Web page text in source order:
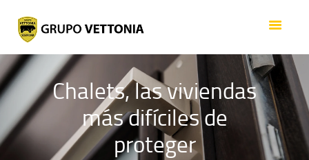
Chalets, las viviendas
más difíciles de
proteger
SEGURIDAD
SERVICIOS
EMPLEO
GRUPO
CONTACTO